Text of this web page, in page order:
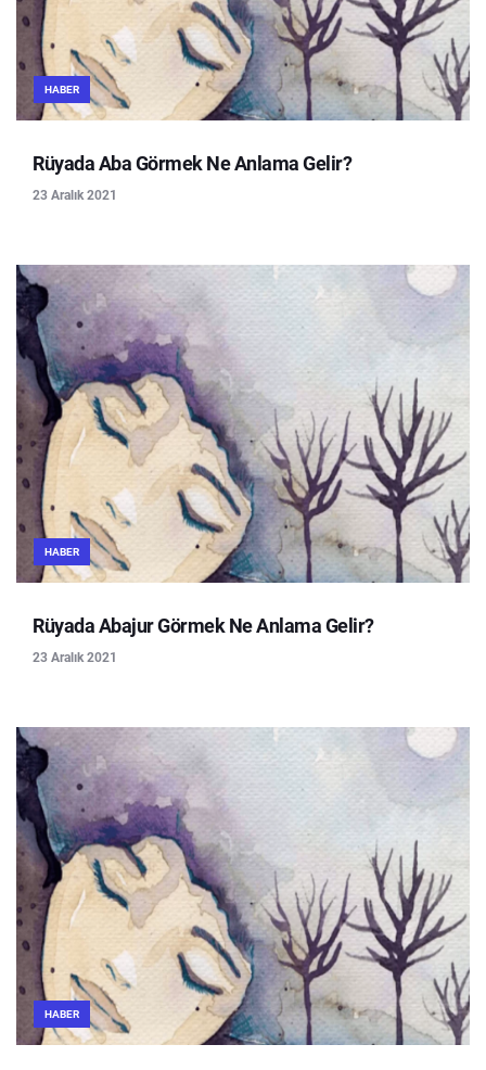
HABER
Rüyada Aba Görmek Ne Anlama Gelir?
23 Aralık 2021
HABER
Rüyada Abajur Görmek Ne Anlama Gelir?
23 Aralık 2021
HABER